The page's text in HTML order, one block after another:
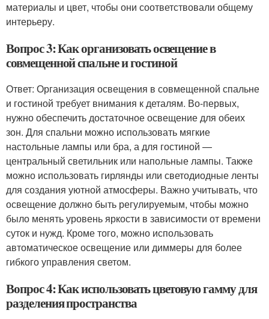
материалы и цвет, чтобы они соответствовали общему
интерьеру.
Вопрос 3: Как организовать освещение в
совмещенной спальне и гостиной
Ответ: Организация освещения в совмещенной спальне
и гостиной требует внимания к деталям. Во-первых,
нужно обеспечить достаточное освещение для обеих
зон. Для спальни можно использовать мягкие
настольные лампы или бра, а для гостиной —
центральный светильник или напольные лампы. Также
можно использовать гирлянды или светодиодные ленты
для создания уютной атмосферы. Важно учитывать, что
освещение должно быть регулируемым, чтобы можно
было менять уровень яркости в зависимости от времени
суток и нужд. Кроме того, можно использовать
автоматическое освещение или диммеры для более
гибкого управления светом.
Вопрос 4: Как использовать цветовую гамму для
разделения пространства